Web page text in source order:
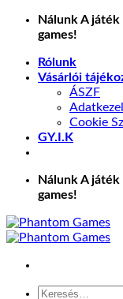
Skip
Nálunk A
games!
Rólunk
Vásárlói
ÁSZF
Cookie
GY.I.K
Nálunk A
games!
Keresés